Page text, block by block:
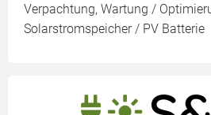
Verpachtung, Wartung /
Solarstromspeicher / PV Batterie